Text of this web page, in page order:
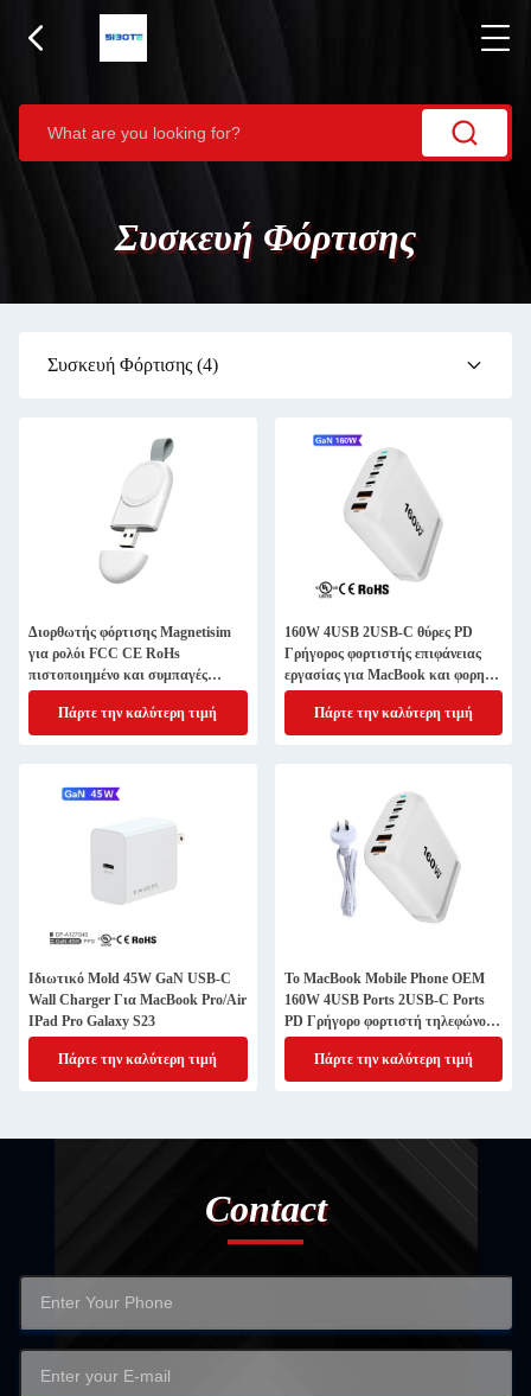
Συσκευή Φόρτισης
Συσκευή Φόρτισης (4)
Διορθωτής φόρτισης Magnetisim
για ρολόι FCC CE RoHs
πιστοποιημένο και συμπαγές
σχεδιασμό
Πάρτε την καλύτερη τιμή
160W 4USB 2USB-C θύρες PD
Γρήγορος φορτιστής επιφάνειας
εργασίας για MacBook και φορητό
φορτίο
Πάρτε την καλύτερη τιμή
Ιδιωτικό Mold 45W GaN USB-C
Wall Charger Για MacBook Pro/Air
IPad Pro Galaxy S23
Πάρτε την καλύτερη τιμή
Το MacBook Mobile Phone OEM
160W 4USB Ports 2USB-C Ports
PD Γρήγορο φορτιστή τηλεφώνου
γραφείου
Πάρτε την καλύτερη τιμή
Contact